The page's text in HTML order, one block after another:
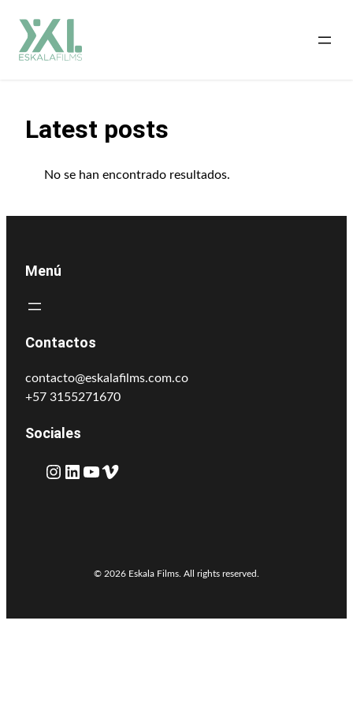
Latest posts
No se han encontrado resultados.
Menú
Contactos
contacto@eskalafilms.com.co
+57 3155271670
Sociales
Instagram LinkedIn YouTube Vimeo
© 2026 Eskala Films. All rights reserved.